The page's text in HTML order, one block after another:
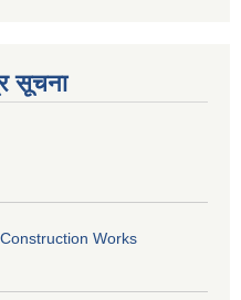
सूचना
Works